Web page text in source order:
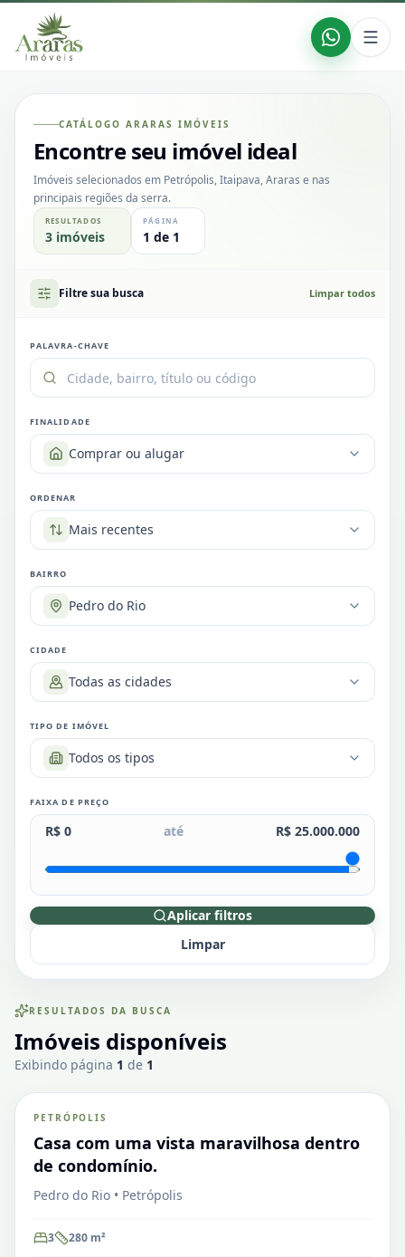
CATÁLOGO ARARAS IMÓVEIS
Encontre seu imóvel ideal
Imóveis selecionados em Petrópolis, Itaipava, Araras e nas
principais regiões da serra.
RESULTADOS
3 imóveis
PÁGINA
1 de 1
Filtre sua busca Limpar todos
PALAVRA-CHAVE
FINALIDADE
Comprar ou alugar
ORDENAR
Mais recentes
BAIRRO
Pedro do Rio
CIDADE
Todas as cidades
TIPO DE IMÓVEL
Todos os tipos
FAIXA DE PREÇO
R$ 0 até R$ 25.000.000
Aplicar filtros
Limpar
RESULTADOS DA BUSCA
Imóveis disponíveis
Exibindo página 1 de 1
VENDA Casa em Condomínio
Pedro do Rio
PETRÓPOLIS
Casa com uma vista maravilhosa dentro
de condomínio.
Pedro do Rio • Petrópolis
3 280 m²